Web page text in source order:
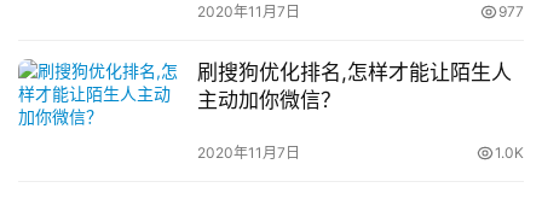
2020年11月7日 977
刷搜狗优化排名,怎样才能让陌生人
主动加你微信？
2020年11月7日 1.0K